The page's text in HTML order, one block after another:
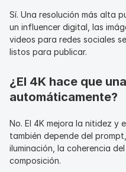
Sí. Una resolución más alta
un influencer digital, las
videos para redes sociales
listos para publicar.
¿El 4K hace que
automáticamente?
No. El 4K mejora la nitidez y
también depende del
iluminación, la coherencia
composición.